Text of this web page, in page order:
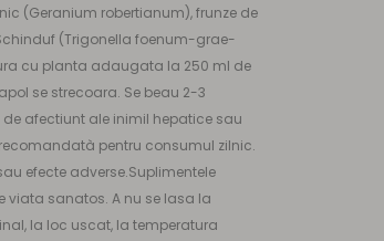
(Geranium robertianum), frunze de
(Trigonella foenum-grae-
cu planta adaugata la 250 ml de
se strecoara. Se beau 2-3
afectiunt ale inimil hepatice sau
pentru consumul zilnic.
efecte adverse.Suplimentele
viata sanatos. A nu se lasa la
la loc uscat, la temperatura